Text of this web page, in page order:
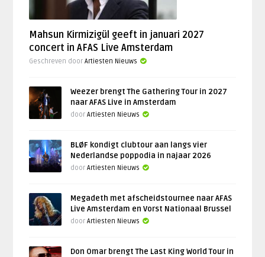
Mahsun Kirmizigül geeft in januari 2027
concert in AFAS Live Amsterdam
Geschreven doorArtiesten Nieuws
Weezer brengt The Gathering Tour in 2027
naar AFAS Live in Amsterdam
doorArtiesten Nieuws
BLØF kondigt clubtour aan langs vier
Nederlandse poppodia in najaar 2026
doorArtiesten Nieuws
Megadeth met afscheidstournee naar AFAS
Live Amsterdam en Vorst Nationaal Brussel
doorArtiesten Nieuws
Don Omar brengt The Last King World Tour in